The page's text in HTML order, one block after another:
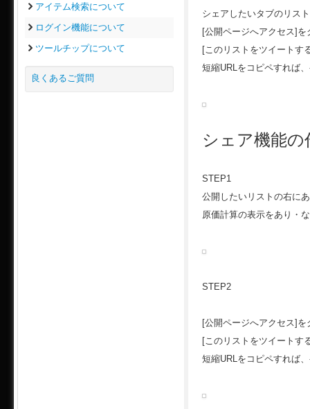
アイテム検索について
ログイン機能について
ツールチップについて
良くあるご質問
シェアしたいタブのリス
[公開ページへアクセス]
[このリストをツイートす
短縮URLをコピペすれば
シェア機能
STEP1
公開したいリストの右に
原価計算の表示をあり・
STEP2
[公開ページへアクセス]
[このリストをツイートす
短縮URLをコピペすれば